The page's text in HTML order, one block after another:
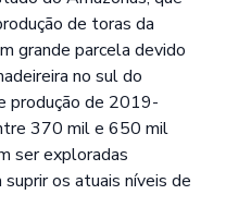
de toras da
grande parcela devido
no sul do
produção de 2019-
370 mil e 650 mil
ser exploradas
os atuais níveis de